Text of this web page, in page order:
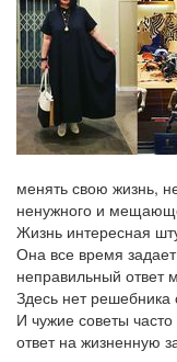
менять свою жизнь,
ненужного и
Жизнь интересная
Она все время
неправильный ответ
Здесь нет решебника
И чужие советы
ответ на жизненную